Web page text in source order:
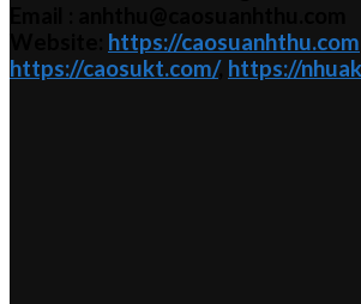
https://caosuanhthu.com
https://caosukt.com/, https://